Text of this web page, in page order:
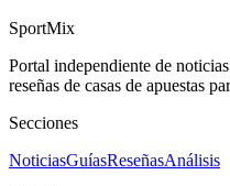
SportMix
Portal independiente de
reseñas de casas de apuestas
Secciones
NoticiasGuíasReseñasAnálisis